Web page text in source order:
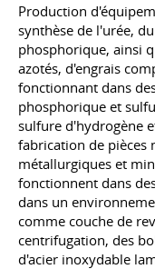
Production
synthèse de l'urée,
phosphorique, ainsi
azotés, d'engrais
fonctionnant dans
phosphorique et
sulfure d'hydrogène
fabrication de pièces
métallurgiques et
fonctionnent dans
dans un
comme couche de
centrifugation, des
d'acier inoxydable